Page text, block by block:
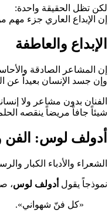
لكن تظل الحقيقة واحدة:
إن الإبداع العاري جزء
الإبداع والعاطفة
إن المشاعر الصادقة
وإن جسد الإنسان بعيداً عن
الفنان بدون مشاعر ولا
شيئاً جافاً مريضاً ينقصه
أدولف لوس:
الشعراء والأدباء الكبار
نموذجاً يقول أدولف لوس،
«كل فنّ شهواني».